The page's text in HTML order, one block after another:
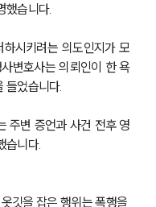
했습니다.
시키려는 의도인지가 모
변호사는 의뢰인이 한 욕
들었습니다.
주변 증언과 사건 전후 영
습니다.
깃을 잡은 행위는 폭행을